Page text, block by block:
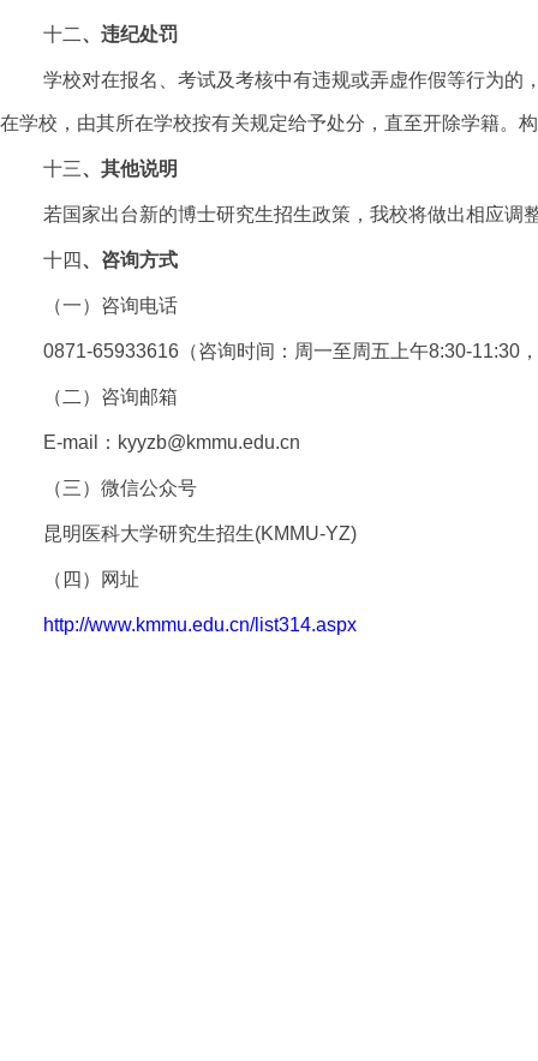
十二、违纪处罚
学校对在报名、考试及考核中有违规或弄虚作假等行为
在学校，由其所在学校按有关规定给予处分，直至开除学籍。
十三、其他说明
若国家出台新的博士研究生招生政策，我校将做出相应
十四、咨询方式
（一）咨询电话
0871-65933616（咨询时间：周一至周五上午8:30-11:30
（二）咨询邮箱
E-mail：kyyzb@kmmu.edu.cn
（三）微信公众号
昆明医科大学研究生招生(KMMU-YZ)
（四）网址
http://www.kmmu.edu.cn/list314.aspx